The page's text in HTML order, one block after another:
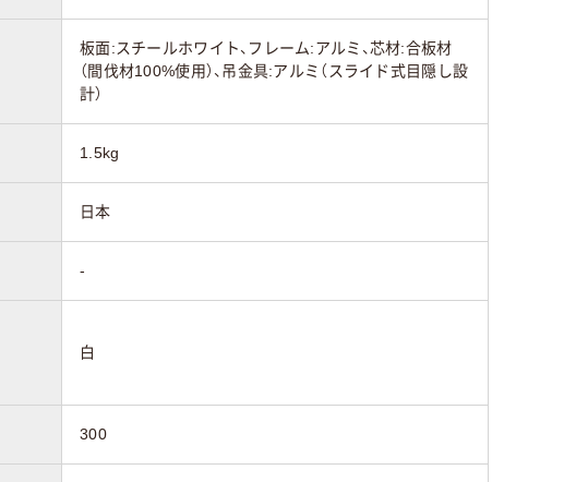
板面:スチールホワイト、フレーム:アルミ、芯材:合板材
（間伐材100%使用）、吊金具:アルミ（スライド式目隠し設
計）
1.5kg
日本
-
白
300